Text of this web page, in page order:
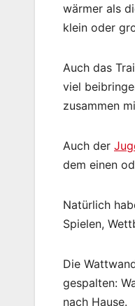
wärmer als
klein oder
Auch das
viel
zusammen
Auch der
dem einen
Natürlich
Spielen,
Die
gespalten:
nach Hause.